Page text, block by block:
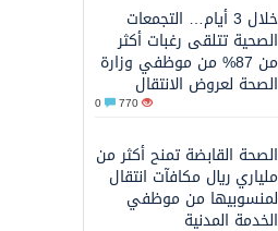
28/06/2026خلال 3 أيام… التجمعات الصحية تتلقى رغبات أكثر من 87% من موظفي وزارة الصحة لعروض الانتقال
سمو ولي العهد يتلقى
27/05/2026الهيئة العامة للأمن
خلال 3 أيام… التجمعات
الصحية تتلقى رغبات أكثر
من 87% من موظفي وزارة
الصحة لعروض الانتقال
770
الصحة القابضة تمنح أكثر من
ملياري ريال مكافآت انتقال
لمنسوبيها من موظفي
الخدمة المدنية